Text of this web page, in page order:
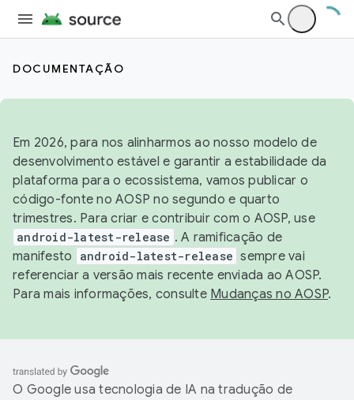
DOCUMENTAÇÃO
Em 2026, para nos alinharmos ao nosso modelo de
desenvolvimento estável e garantir a estabilidade da
plataforma para o ecossistema, vamos publicar o
código-fonte no AOSP no segundo e quarto
trimestres. Para criar e contribuir com o AOSP, use
android-latest-release . A ramificação de
manifesto
android-latest-release sempre vai
referenciar a versão mais recente enviada ao AOSP.
Para mais informações, consulte Mudanças no AOSP.
O Google usa tecnologia de IA na tradução de